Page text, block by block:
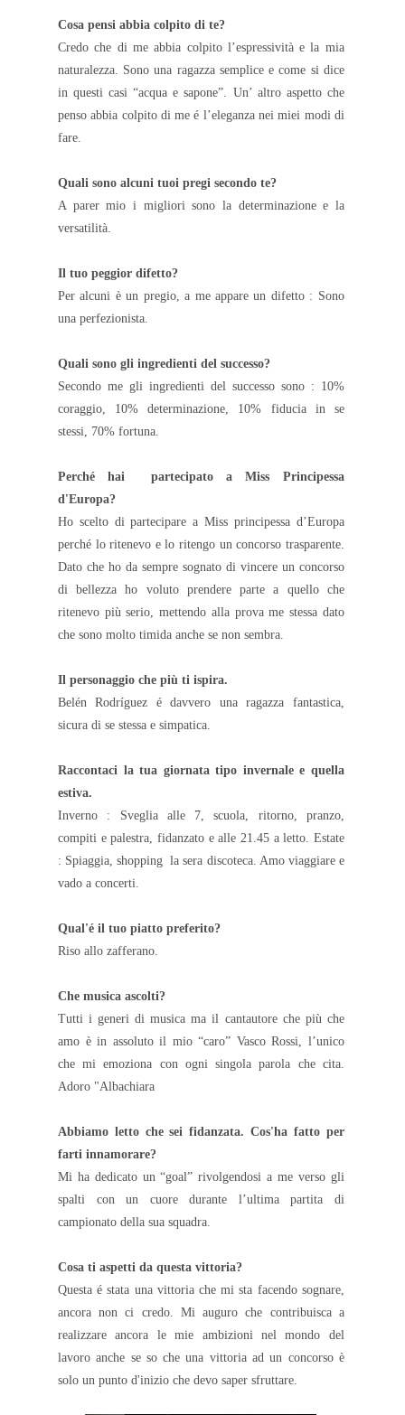
Cosa pensi abbia colpito di te?
Credo che di me abbia colpito l’espressività e la mia
naturalezza. Sono una ragazza semplice e come si dice
in questi casi “acqua e sapone”. Un’ altro aspetto che
penso abbia colpito di me é l’eleganza nei miei modi di
fare.
Quali sono alcuni tuoi pregi secondo te?
A parer mio i migliori sono la determinazione e la
versatilità.
Il tuo peggior difetto?
Per alcuni è un pregio, a me appare un difetto : Sono
una perfezionista.
Quali sono gli ingredienti del successo?
Secondo me gli ingredienti del successo sono : 10%
coraggio, 10% determinazione, 10% fiducia in se
stessi, 70% fortuna.
Perché hai partecipato a Miss Principessa
d'Europa?
Ho scelto di partecipare a Miss principessa d’Europa
perché lo ritenevo e lo ritengo un concorso trasparente.
Dato che ho da sempre sognato di vincere un concorso
di bellezza ho voluto prendere parte a quello che
ritenevo più serio, mettendo alla prova me stessa dato
che sono molto timida anche se non sembra.
Il personaggio che più ti ispira.
Belén Rodríguez é davvero una ragazza fantastica,
sicura di se stessa e simpatica.
Raccontaci la tua giornata tipo invernale e quella
estiva.
Inverno : Sveglia alle 7, scuola, ritorno, pranzo,
compiti e palestra, fidanzato e alle 21.45 a letto. Estate
: Spiaggia, shopping la sera discoteca. Amo viaggiare e
vado a concerti.
Qual'é il tuo piatto preferito?
Riso allo zafferano.
Che musica ascolti?
Tutti i generi di musica ma il cantautore che più che
amo è in assoluto il mio “caro” Vasco Rossi, l’unico
che mi emoziona con ogni singola parola che cita.
Adoro "Albachiara
Abbiamo letto che sei fidanzata. Cos'ha fatto per
farti innamorare?
Mi ha dedicato un “goal” rivolgendosi a me verso gli
spalti con un cuore durante l’ultima partita di
campionato della sua squadra.
Cosa ti aspetti da questa vittoria?
Questa é stata una vittoria che mi sta facendo sognare,
ancora non ci credo. Mi auguro che contribuisca a
realizzare ancora le mie ambizioni nel mondo del
lavoro anche se so che una vittoria ad un concorso è
solo un punto d'inizio che devo saper sfruttare.